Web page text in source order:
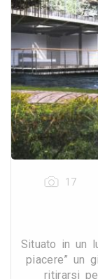
17
Situato in un
piacere” un
ritirarsi